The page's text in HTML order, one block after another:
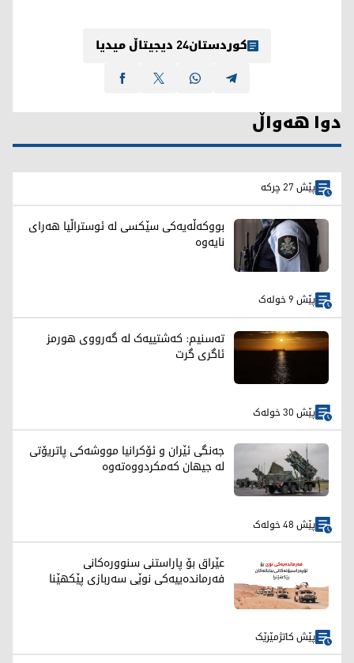
کوردستان24 دیجیتاڵ میدیا
دوا هەواڵ
پێش 27 چرکە
بووکەڵەیەکی سێکسی لە ئوستراڵیا هەرای
نایەوە
پێش 9 خولەک
تەسنیم: کەشتییەک لە گەرووی هورمز
ئاگری گرت
پێش 30 خولەک
جەنگی ئێران و ئۆکرانیا مووشەکی پاتریۆتی
لە جیهان کەمکردووەتەوە
پێش 48 خولەک
عێراق بۆ پاراستنی سنوورەکانی
فەرماندەییەکی نوێی سەربازی پێکهێنا
پێش کاتژمێرێک